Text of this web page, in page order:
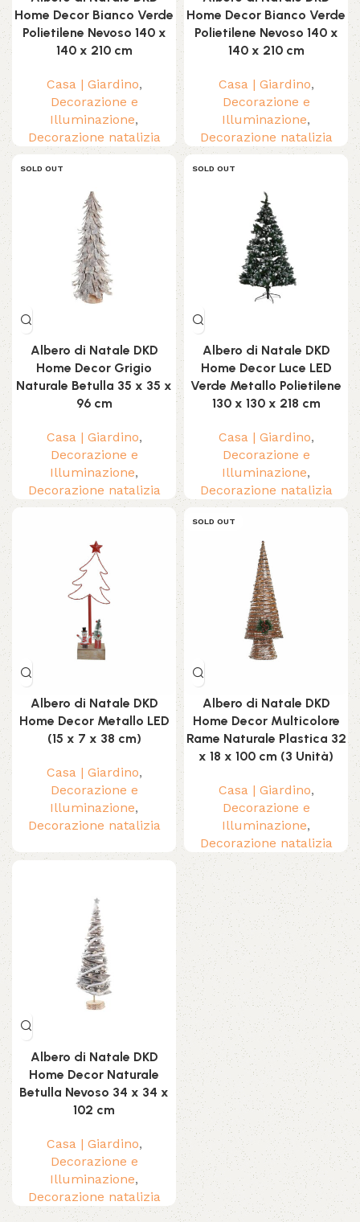
Home Decor Bianco Verde
Polietilene Nevoso 140 x
140 x 210 cm
Casa | Giardino,
Decorazione e
Illuminazione,
Decorazione natalizia
Home Decor Bianco Verde
Polietilene Nevoso 140 x
140 x 210 cm
Casa | Giardino,
Decorazione e
Illuminazione,
Decorazione natalizia
SOLD OUT
Albero di Natale DKD
Home Decor Grigio
Naturale Betulla 35 x 35 x
96 cm
Casa | Giardino,
Decorazione e
Illuminazione,
Decorazione natalizia
SOLD OUT
Albero di Natale DKD
Home Decor Luce LED
Verde Metallo Polietilene
130 x 130 x 218 cm
Casa | Giardino,
Decorazione e
Illuminazione,
Decorazione natalizia
Albero di Natale DKD
Home Decor Metallo LED
(15 x 7 x 38 cm)
Casa | Giardino,
Decorazione e
Illuminazione,
Decorazione natalizia
SOLD OUT
Albero di Natale DKD
Home Decor Multicolore
Rame Naturale Plastica 32
x 18 x 100 cm (3 Unità)
Casa | Giardino,
Decorazione e
Illuminazione,
Decorazione natalizia
Albero di Natale DKD
Home Decor Naturale
Betulla Nevoso 34 x 34 x
102 cm
Casa | Giardino,
Decorazione e
Illuminazione,
Decorazione natalizia